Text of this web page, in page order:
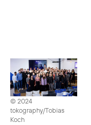
© 2024
tokography/Tobias
Koch